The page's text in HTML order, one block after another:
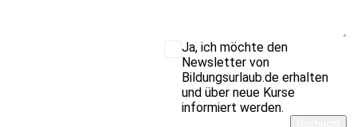
Ja, ich möchte den
Newsletter von
Bildungsurlaub.de erhalten
und über neue Kurse
informiert werden.